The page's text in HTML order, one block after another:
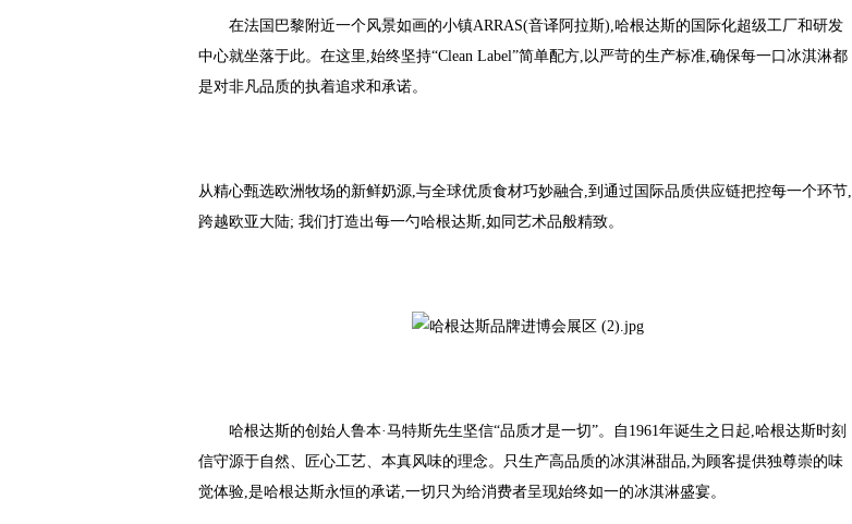
在法国巴黎附近一个风景如画的小镇ARRAS(音译阿拉斯),哈根达斯的国际化超级工厂和研发
中心就坐落于此。在这里,始终坚持“Clean Label”简单配方,以严苛的生产标准,确保每一口冰淇淋都
是对非凡品质的执着追求和承诺。
从精心甄选欧洲牧场的新鲜奶源,与全球优质食材巧妙融合,到通过国际品质供应链把控每一个环节,
跨越欧亚大陆; 我们打造出每一勺哈根达斯,如同艺术品般精致。
哈根达斯的创始人鲁本·马特斯先生坚信“品质才是一切”。自1961年诞生之日起,哈根达斯时刻
信守源于自然、匠心工艺、本真风味的理念。只生产高品质的冰淇淋甜品,为顾客提供独尊崇的味
觉体验,是哈根达斯永恒的承诺,一切只为给消费者呈现始终如一的冰淇淋盛宴。